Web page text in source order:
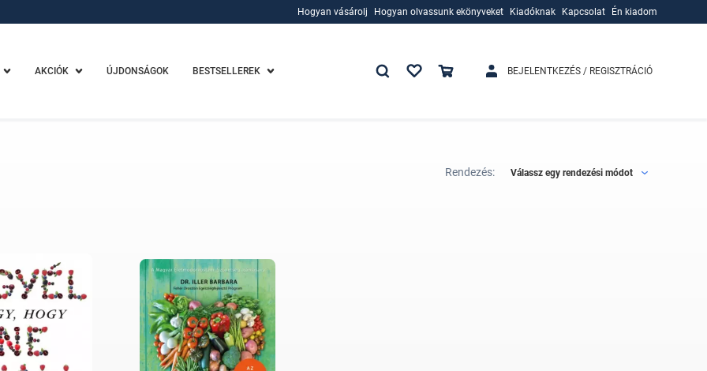
Hogyan vásárolj
Hogyan olvassunk ekönyveket
Kiadóknak
Kapcsolat Én kiadom
AKCIÓK ÚJDONSÁGOK BESTSELLEREK BEJELENTKEZÉS / REGISZTRÁCIÓ
Rendezés: Válassz egy rendezési módot